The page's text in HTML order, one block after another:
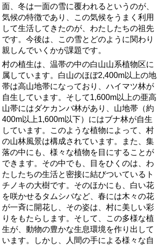
面、冬は一面の雪に覆われるというのが、
気候の特徴であり、この気候をうまく利用
して生活してきたのが、わたしたちの祖先
です。今後は、この雪とどのように関わり
親しんでいくかが課題です。
村の植生は、温帯の中の白山山系植物区に
属しています。白山のほぼ2,400m以上の地
帯は高山地帯になっており、ハイマツ林が
自生しています。そして1,600m以上の亜高
山帯にはダケカンバ林があり、山地帯（約
400m以上1,600m以下）にはブナ林が自生
しています。このような植物によって、村
の山林風景は構成されています。また、集
落の中にも、様々な植物を目にすることが
できます。その中でも、目をひくのは、わ
たしたちの生活と密接に結びついているト
チノキの大樹です。そのほかにも、白い花
を咲かせるタムシバなど、春には木々の花
が一斉に開花し、その姿は、村に美しい彩
りをもたらします。そして、この多様な植
生が、動物の豊かな生息環境を作り出して
います。しかし、人間の手による様々な自